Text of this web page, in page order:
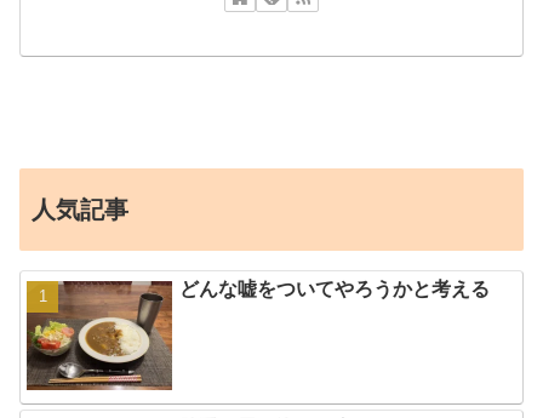
人気記事
どんな嘘をついてやろうかと考える